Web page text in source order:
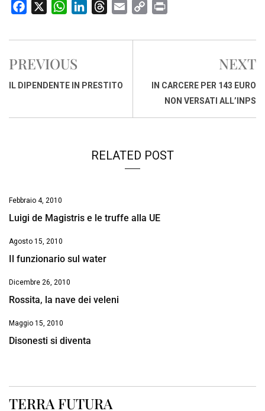
c
b
o
W
a
s
A
n
d
r
d
a
p
i
PREVIOUS
IL DIPENDENTE IN PRESTITO
NEXT
IN CARCERE PER 143 EURO
NON VERSATI ALL’INPS
RELATED POST
Febbraio 4, 2010
Luigi de Magistris e le truffe alla UE
Agosto 15, 2010
Il funzionario sul water
Dicembre 26, 2010
Rossita, la nave dei veleni
Maggio 15, 2010
Disonesti si diventa
TERRA FUTURA